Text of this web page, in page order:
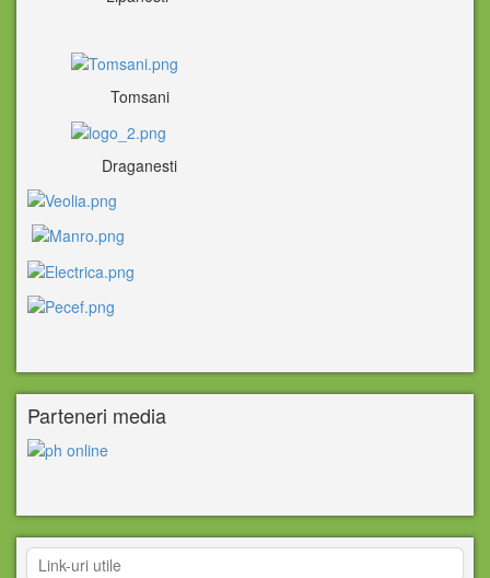
Tomsani
Draganesti
Parteneri media
Link-uri utile